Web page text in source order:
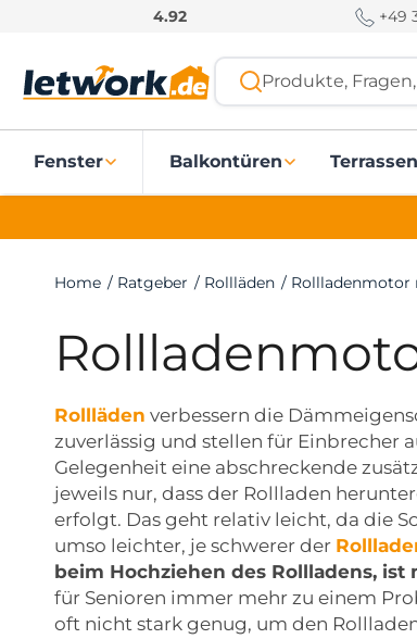
o
4.92 +49
Produkte,
Fenster Balkontüren
Home / Ratgeber / Rollläden / Rollladenmotor
Rollläden verbessern die
zuverlässig und stellen für Einbrecher
Gelegenheit eine abschreckende
jeweils nur, dass der Rollladen
erfolgt. Das geht relativ leicht, da die
umso leichter, je schwerer der
beim Hochziehen des Rollladens,
für Senioren immer mehr zu einem
oft nicht stark genug, um den